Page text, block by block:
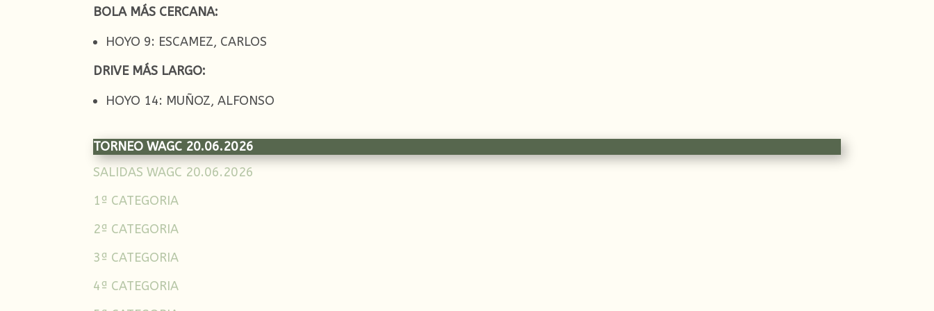
BOLA MÁS CERCANA:
HOYO 9: ESCAMEZ, CARLOS
DRIVE MÁS LARGO:
HOYO 14: MUÑOZ, ALFONSO
TORNEO WAGC 20.06.2026
SALIDAS WAGC 20.06.2026
1ª CATEGORIA
2ª CATEGORIA
3ª CATEGORIA
4ª CATEGORIA